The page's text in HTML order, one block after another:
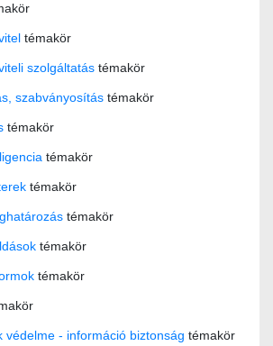
témakör
szolgáltatás témakör
szabványosítás témakör
témakör
témakör
témakör
témakör
témakör
témakör
védelme - információ biztonság témakör